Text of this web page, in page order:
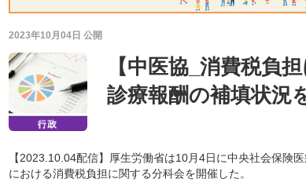
2023年10月04日 公開
【中医協_消費税負
診療報酬の補填状況
【2023.10.04配信】厚生労働省は10月4日に中央社会保険
における消費税負担に関する分科会を開催した。